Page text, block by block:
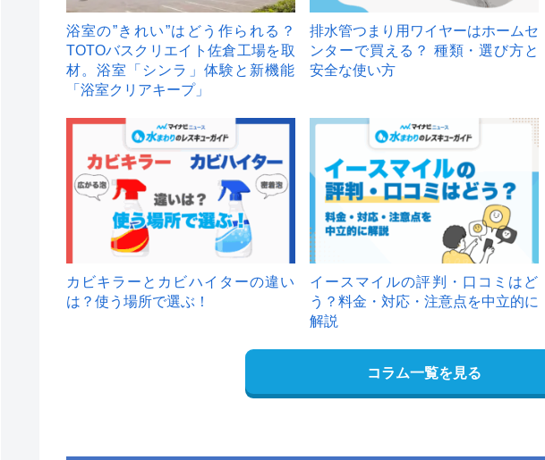
浴室の”きれい”はどう作られる？
TOTOバスクリエイト佐倉工場を取
材。浴室「シンラ」体験と新機能
「浴室クリアキープ」
排水管つまり用ワイヤーはホームセ
ンターで買える？ 種類・選び方と
安全な使い方
カビキラーとカビハイターの違い
は？使う場所で選ぶ！
イースマイルの評判・口コミはど
う？料金・対応・注意点を中立的に
解説
コラム一覧を見る